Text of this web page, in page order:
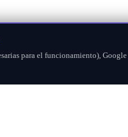
para el funcionamiento),